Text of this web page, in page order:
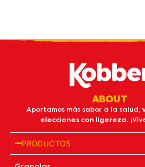
ABOUT
Aportamos más sabor a la salud,
elecciones con ligereza.
PRODUCTOS